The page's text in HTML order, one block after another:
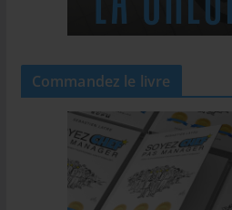
Commandez le livre